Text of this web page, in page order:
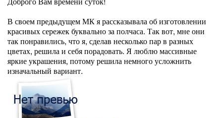
В своем предыдущем МК я рассказывала об изготовлении
красивых сережек буквально за полчаса. Так вот, мне они
так понравились, что я, сделав несколько пар в разных
цветах, решила и себя порадовать. Я люблю массивные
яркие украшения, потому решила немного усложнить
изначальный вариант.